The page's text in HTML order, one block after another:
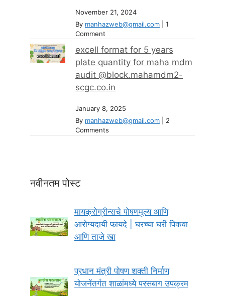
November 21, 2024
By manhazweb@gmail.com
1
Comment
excell format for 5 years
plate quantity for maha mdm
audit @block.mahamdm2-
scgc.co.in
January 8, 2025
By manhazweb@gmail.com
2
Comments
नवीनतम पोस्ट
मायक्रोग्रीन्सचे पोषणमूल्य आणि
आरोग्यदायी फायदे | घरच्या घरी पिकवा
आणि ताजे खा
प्रधान मंत्री पोषण शक्ती निर्माण
योजनेंतर्गत शाळांमध्ये परसबाग उपक्रम